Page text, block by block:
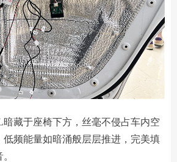
暗藏于座椅下方，丝毫不侵占车内空
低频能量如暗涌般层层推进，完美填